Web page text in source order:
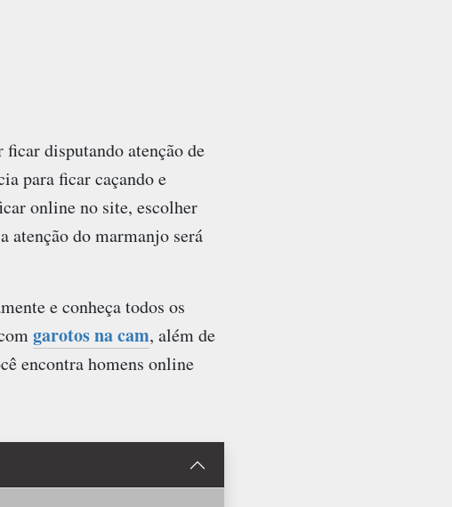
ficar disputando atenção de
para ficar caçando e
online no site, escolher
atenção do marmanjo será
e conheça todos os
garotos na cam, além de
encontra homens online